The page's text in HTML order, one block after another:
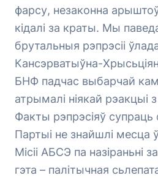
фарсу, незаконна
кідалі за краты. Мы
брутальныя рэпрэсіі
Кансэрватыўна-
БНФ падчас выбарчай
атрымалі ніякай рэакцыі
Факты рэпрэсіяў
Партыі не знайшлі месца
Місіі АБСЭ па назіраньні
гэта – палітычная